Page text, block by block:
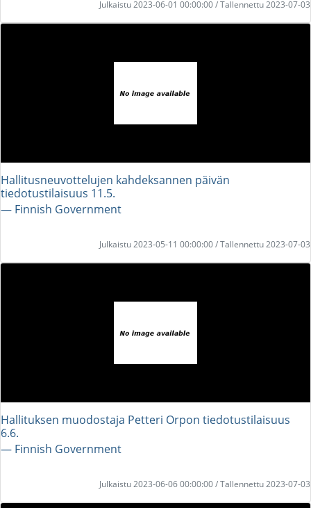
Julkaistu 2023-06-01 00:00:00 / Tallennettu 2023-07-03
Hallitusneuvottelujen kahdeksannen päivän
tiedotustilaisuus 11.5.
― Finnish Government
Julkaistu 2023-05-11 00:00:00 / Tallennettu 2023-07-03
Hallituksen muodostaja Petteri Orpon tiedotustilaisuus
6.6.
― Finnish Government
Julkaistu 2023-06-06 00:00:00 / Tallennettu 2023-07-03